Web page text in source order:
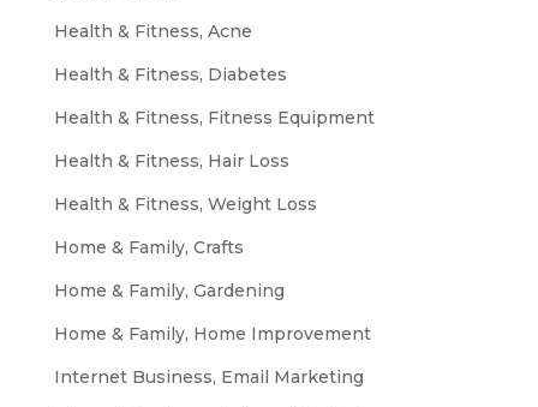
Health & Fitness, Acne
Health & Fitness, Diabetes
Health & Fitness, Fitness Equipment
Health & Fitness, Hair Loss
Health & Fitness, Weight Loss
Home & Family, Crafts
Home & Family, Gardening
Home & Family, Home Improvement
Internet Business, Email Marketing